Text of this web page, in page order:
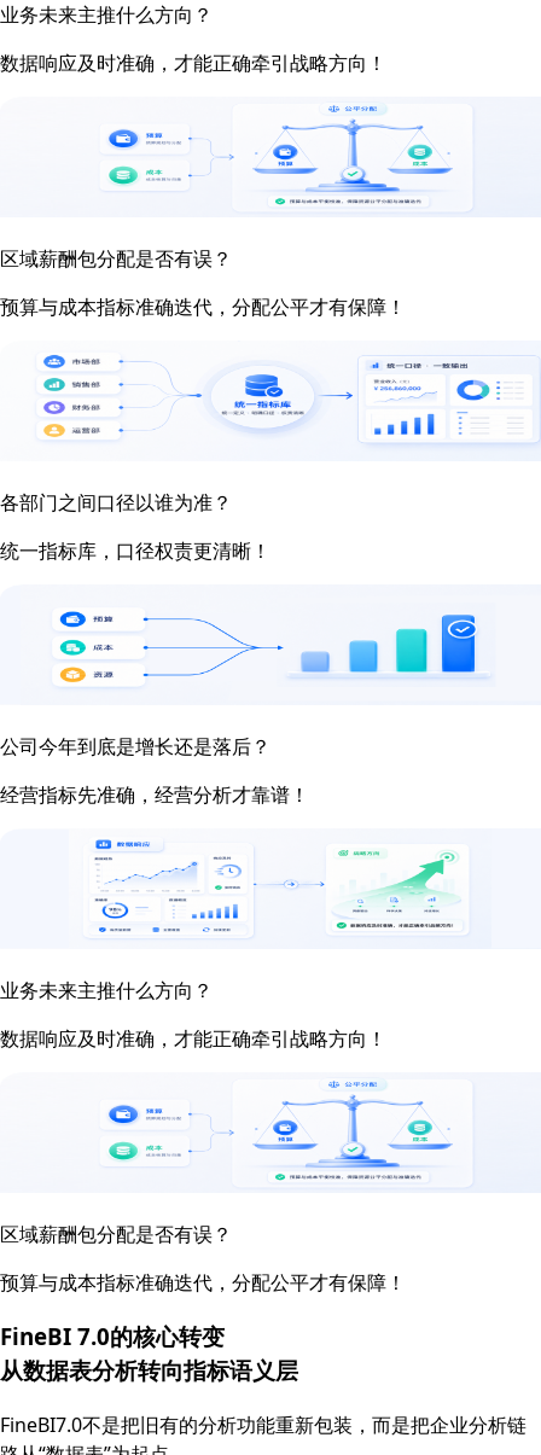
业务未来主推什么方向？
数据响应及时准确，才能正确牵引战略方向！
区域薪酬包分配是否有误？
预算与成本指标准确迭代，分配公平才有保障！
各部门之间口径以谁为准？
统一指标库，口径权责更清晰！
公司今年到底是增长还是落后？
经营指标先准确，经营分析才靠谱！
业务未来主推什么方向？
数据响应及时准确，才能正确牵引战略方向！
区域薪酬包分配是否有误？
预算与成本指标准确迭代，分配公平才有保障！
FineBI 7.0的核心转变
从数据表分析转向指标语义层
FineBI7.0不是把旧有的分析功能重新包装，而是把企业分析链